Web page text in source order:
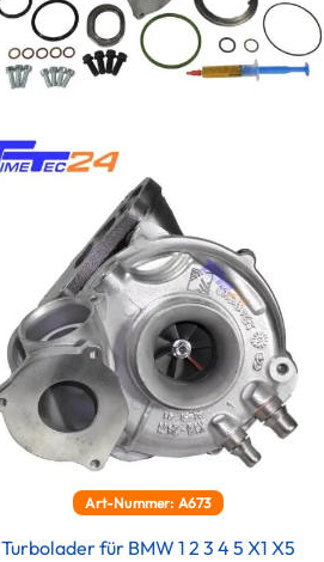
Art-Nummer: A673
Turbolader für BMW 1 2 3 4 5 X1 X5